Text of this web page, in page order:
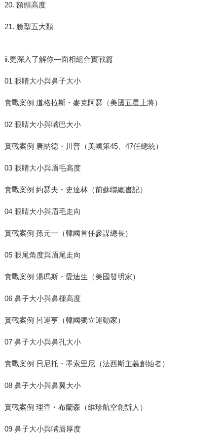
20. 額頭高度
21. 臉型五大類
ii.更深入了解你—面相組合實戰篇
01 眼睛大小與鼻子大小
實戰案例 道格拉斯・麥克阿瑟（美國五星上將）
02 眼睛大小與嘴巴大小
實戰案例 唐納德・川普（美國第45、47任總統）
03 眼睛大小與眉毛高度
實戰案例 約瑟夫・史達林（前蘇聯總書記）
04 眼睛大小與眉毛走向
實戰案例 孫元一（韓國首任參謀總長）
05 眼尾角度與眉尾走向
實戰案例 湯瑪斯・愛迪生（美國發明家）
06 鼻子大小與鼻樑高度
實戰案例 呂運亨（韓國獨立運動家）
07 鼻子大小與鼻孔大小
實戰案例 貝尼托・墨索里尼（法西斯主義創始者）
08 鼻子大小與鼻翼大小
實戰案例 理查・布蘭森（維珍航空創辦人）
09 鼻子大小與嘴唇厚度